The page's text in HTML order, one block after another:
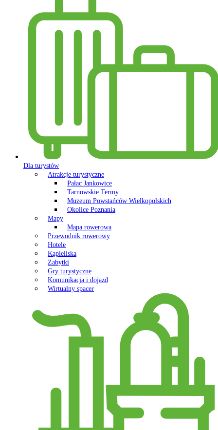
Dla turystów
Atrakcje turystyczne
Pałac Jankowice
Tarnowskie Termy
Muzeum Powstańców Wielkopolskich
Okolice Poznania
Mapy
Mapa rowerowa
Przewodnik rowerowy
Hotele
Kąpieliska
Zabytki
Gry turystyczne
Komunikacja i dojazd
Wirtualny spacer